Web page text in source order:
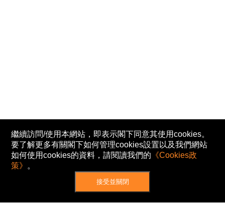
繼續訪問/使用本網站，即表示閣下同意其使用cookies。
要了解更多有關閣下如何管理cookies設置以及我們網站
如何使用cookies的資料，請閱讀我們的 《Cookies政
策》 。
接受並關閉